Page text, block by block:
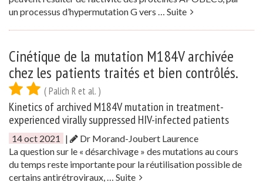
un processus d’hypermutation G vers … Suite
Cinétique de la mutation M184V archivée
chez les patients traités et bien contrôlés.
( Palich R et al. )
Kinetics of archived M184V mutation in treatment-
experienced virally suppressed HIV-infected patients
14 oct 2021 |
Dr Morand-Joubert Laurence
La question sur le « désarchivage » des mutations au cours
du temps reste importante pour la réutilisation possible de
certains antirétroviraux, … Suite